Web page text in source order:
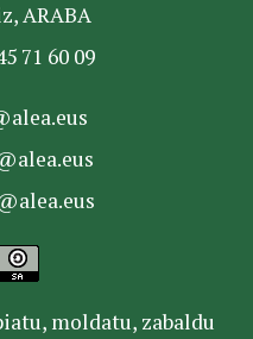
ARABA
71 60 09
moldatu, zabaldu